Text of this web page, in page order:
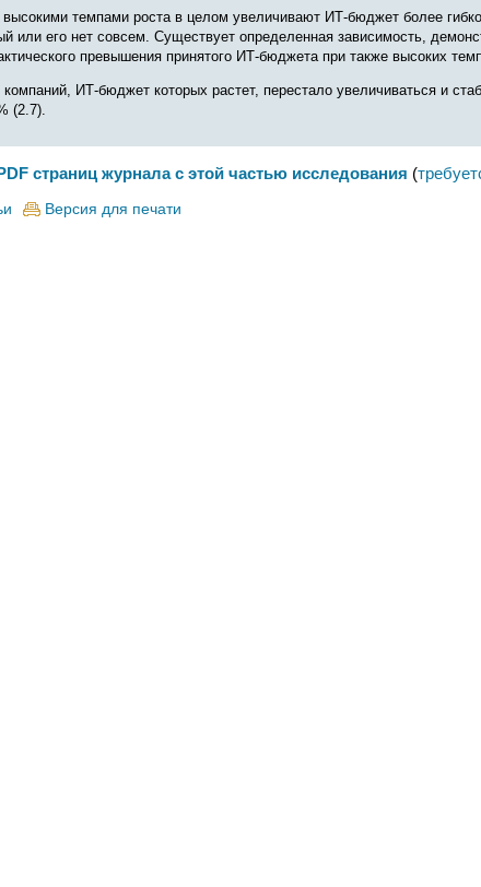
темпами роста в целом увеличивают ИТ-бюджет более
или его нет совсем. Существует определенная зависимость,
превышения принятого ИТ-бюджета при также высоких
ИТ-бюджет которых растет, перестало увеличиваться и
(2.7).
страниц журнала с этой частью исследования (
Версия для печати